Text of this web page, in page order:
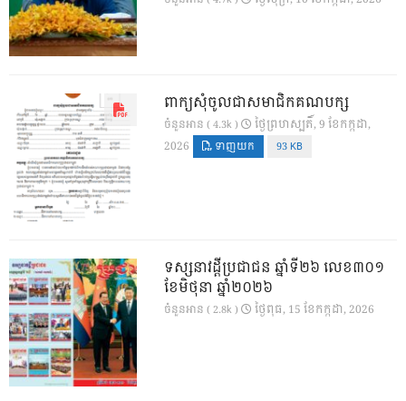
ពាក្យសុំចូលជាសមាជិកគណបក្ស
ចំនួនអាន ( 4.3k )
ថ្ងៃ​ព្រហស្បតិ៍, 9 ខែ​កក្កដា,
2026
ទាញយក 93 KB
ទស្សនាវដ្ដីប្រជាជន ឆ្នាំទី២៦ លេខ៣០១
ខែមិថុនា ឆ្នាំ២០២៦
ចំនួនអាន ( 2.8k ) ថ្ងៃ​ពុធ, 15 ខែ​កក្កដា, 2026